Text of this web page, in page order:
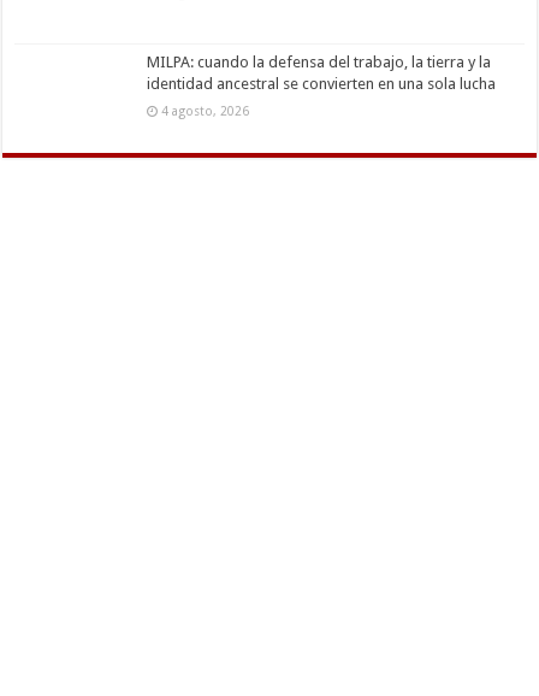
MILPA: cuando la defensa del trabajo, la tierra y la
identidad ancestral se convierten en una sola lucha
4 agosto, 2026